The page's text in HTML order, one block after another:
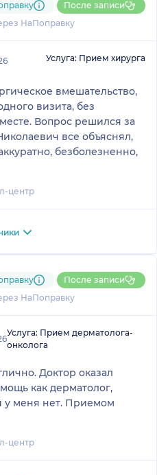
НаПоправку
После записи
Услуга: Прием хирурга
вмешательство,
визита, без
Вопрос решился за
все объяснял,
безболезненно,
центр
НаПоправку
После записи
Услуга: Прием дерматолога-
онколога
Доктор оказал
как дерматолог,
у меня нет. Приемом
центр